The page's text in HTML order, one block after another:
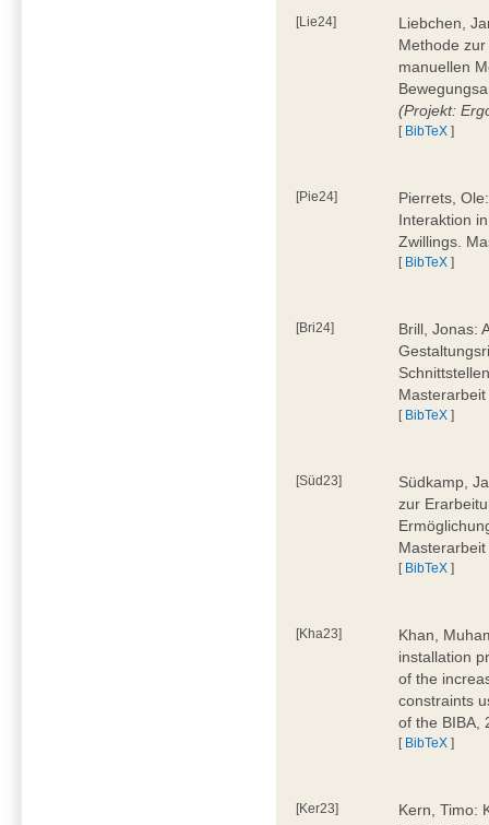
[Lie24]
Liebchen,
Methode
manuellen
(Projekt:
[ BibTeX ]
[Pie24]
Pierrets,
Interaktion
Zwillings.
[ BibTeX ]
[Bri24]
Brill, Jonas:
[ BibTeX ]
[Süd23]
Südkamp,
zur
[ BibTeX ]
[Kha23]
Khan,
installation
of the
constraints
of the BIBA,
[ BibTeX ]
[Ker23]
Kern, Timo: